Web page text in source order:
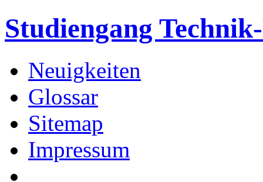
Studiengang
Neuigkeiten
Glossar
Sitemap
Impressum